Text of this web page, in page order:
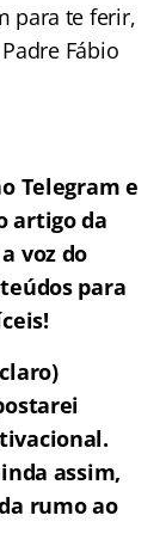
para te ferir,
Fábio
Telegram e
artigo da
voz do
para
assim,
rumo ao